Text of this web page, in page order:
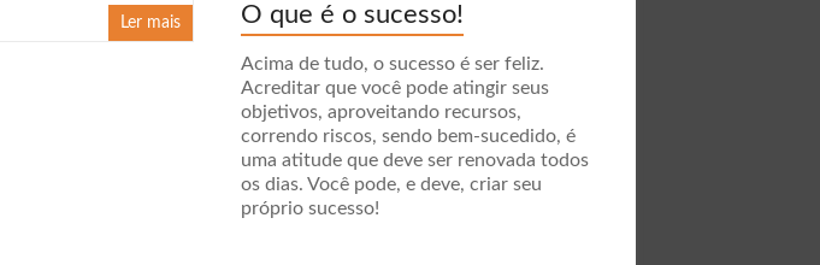
Ler mais O que é o sucesso!
Acima de tudo, o sucesso é ser feliz.
Acreditar que você pode atingir seus
objetivos, aproveitando recursos,
correndo riscos, sendo bem-sucedido, é
uma atitude que deve ser renovada todos
os dias. Você pode, e deve, criar seu
próprio sucesso!